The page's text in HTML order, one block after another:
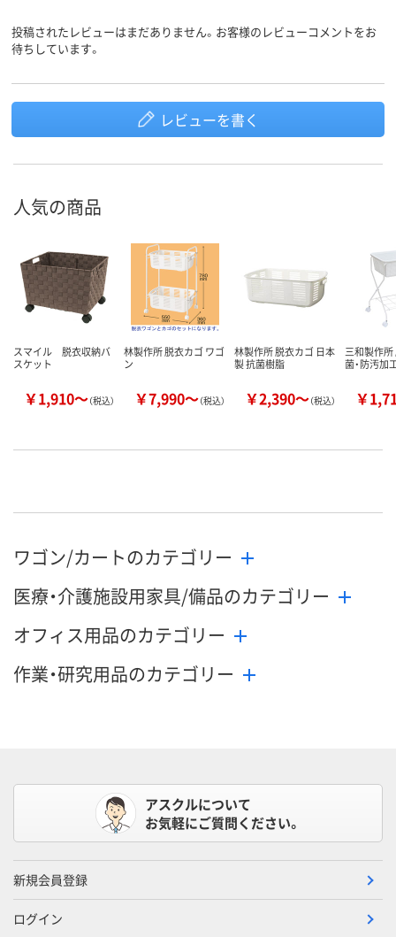
投稿されたレビューはまだありません。お客様のレビューコメントをお
待ちしています。
レビューを書く
人気の商品
スマイル 脱衣収納バ
スケット
￥1,910～（税込）
林製作所 脱衣カゴ ワゴ
ン
￥7,990～（税込）
林製作所 脱衣カゴ 日本
製 抗菌樹脂
￥2,390～（税込）
三和製作所
菌・防汚加
￥
ワゴン/カートのカテゴリー
医療・介護施設用家具/備品のカテゴリー
オフィス用品のカテゴリー
作業・研究用品のカテゴリー
アスクルについて
お気軽にご質問ください。
新規会員登録
ログイン